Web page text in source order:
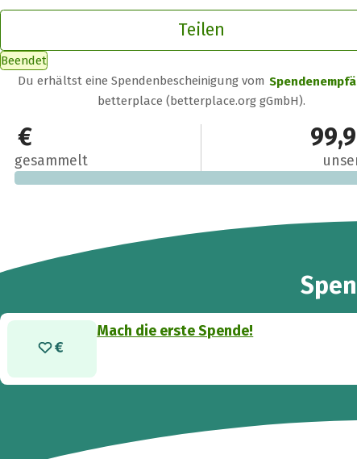
Teilen
Beendet
Du erhältst eine Spendenbescheinigung vom
betterplace (betterplace.org gGmbH).
0 €
gesammelt
Mach die erste Spende!